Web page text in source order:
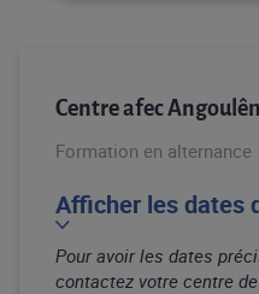
Centre afec
Formation en alternance
Afficher les dates
Pour avoir les dates
contactez votre centre